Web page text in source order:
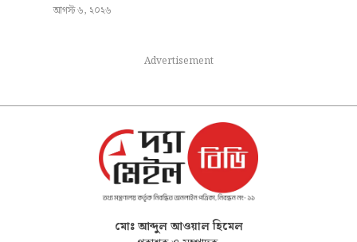
আগস্ট ৬, ২০২৬
Advertisement
মোঃ আব্দুল আওয়াল হিমেল